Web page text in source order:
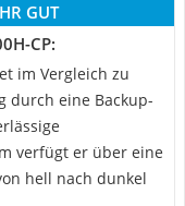
GUT
CP:
im Vergleich zu
durch eine Backup-
verfügt er über eine
hell nach dunkel